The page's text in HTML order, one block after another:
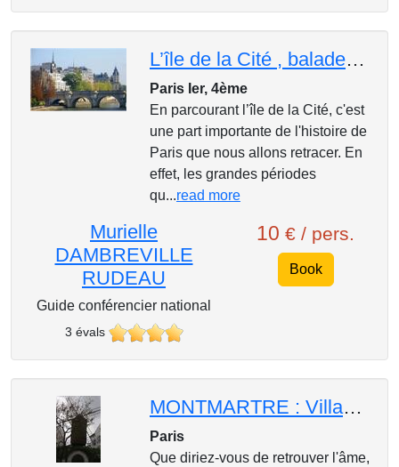
L’île de la Cité , balade historique au cœur de Paris.
Paris Ier, 4ème
En parcourant l’île de la Cité, c'est
une part importante de l'histoire de
Paris que nous allons retracer. En
effet, les grandes périodes
qu...read more
Murielle
DAMBREVILLE
RUDEAU
Guide conférencier national
3 évals
10 € / pers.
Book
MONTMARTRE : Village Champêtre et Bohême
Paris
Que diriez-vous de retrouver l'âme,